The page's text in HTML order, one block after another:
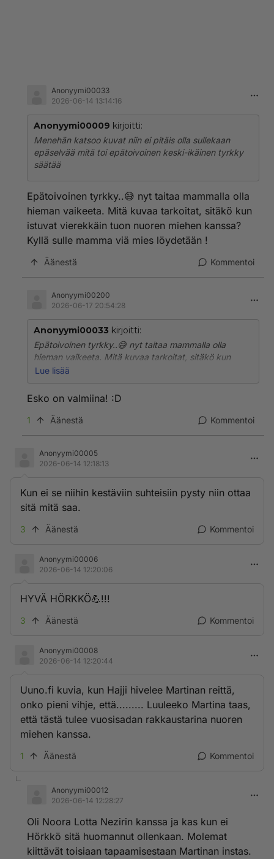
Anonyymi00033
2026-06-14 13:14:16
Anonyymi00009 kirjoitti:
Menehän katsoo kuvat niin ei pitäis olla sullekaan
epäselvää mitä toi epätoivoinen keski-ikäinen tyrkky
säätää
Epätoivoinen tyrkky..😅 nyt taitaa mammalla olla
hieman vaikeeta. Mitä kuvaa tarkoitat, sitäkö kun
istuvat vierekkäin tuon nuoren miehen kanssa?
Kyllä sulle mamma viä mies löydetään !
Äänestä Kommentoi
Anonyymi00200
2026-06-17 20:54:28
Anonyymi00033 kirjoitti:
Epätoivoinen tyrkky..😅 nyt taitaa mammalla olla
hieman vaikeeta. Mitä kuvaa tarkoitat, sitäkö kun
istuvat vierekkäin tuon nuoren miehen kanssa? Kyllä
Lue lisää
Esko on valmiina! :D
1 Äänestä Kommentoi
Anonyymi00005
2026-06-14 12:18:13
Kun ei se niihin kestäviin suhteisiin pysty niin ottaa
sitä mitä saa.
3 Äänestä Kommentoi
Anonyymi00006
2026-06-14 12:20:06
HYVÄ HÖRKKÖ💪!!!
3 Äänestä Kommentoi
Anonyymi00008
2026-06-14 12:20:44
Uuno.fi kuvia, kun Hajji hivelee Martinan reittä,
onko pieni vihje, että......... Luuleeko Martina taas,
että tästä tulee vuosisadan rakkaustarina nuoren
miehen kanssa.
1 Äänestä Kommentoi
Anonyymi00012
2026-06-14 12:28:27
Oli Noora Lotta Nezirin kanssa ja kas kun ei
Hörkkö sitä huomannut ollenkaan. Molemat
kiittävät toisiaan tapaamisestaan Martinan instas.